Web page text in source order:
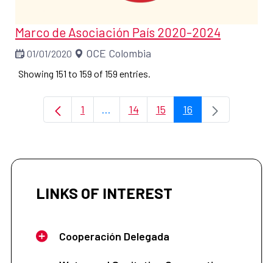
Marco de Asociación País 2020-2024
01/01/2020 OCE Colombia
Showing 151 to 159 of 159 entries.
Page
1 ...Intermediate Pages Use TAB to
Page
14 Page
15 Page
16
LINKS OF INTEREST
Cooperación Delegada